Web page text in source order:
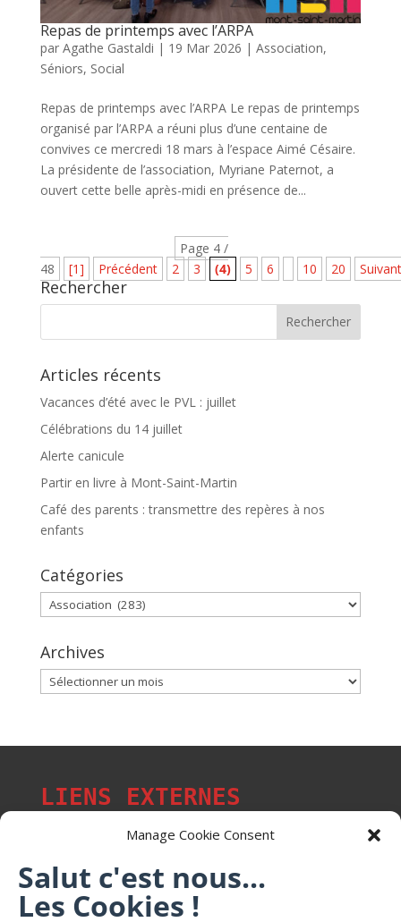
Manage Cookie Consent
Salut c'est nous...
Les Cookies !
Repas de printemps avec l’ARPA
par Agathe Gastaldi | 19 Mar 2026 | Association,
Séniors, Social
Repas de printemps avec l’ARPA Le repas de printemps
organisé par l’ARPA a réuni plus d’une centaine de
convives ce mercredi 18 mars à l’espace Aimé Césaire.
La présidente de l’association, Myriane Paternot, a
ouvert cette belle après-midi en présence de...
Page 4 /
48
[1] Précédent 2 3 (4) 5 6 10 20 Suivant
Rechercher
Articles récents
Vacances d’été avec le PVL : juillet
Célébrations du 14 juillet
Alerte canicule
Partir en livre à Mont-Saint-Martin
Café des parents : transmettre des repères à nos
enfants
Catégories
Catégories
Archives
Archives
LIENS EXTERNES
Les p'tits citoyens de Mont-Saint-Martin